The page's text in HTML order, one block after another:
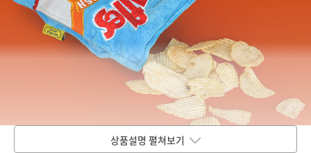
상품설명 펼쳐보기